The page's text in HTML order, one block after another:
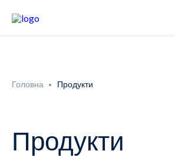
Новини
Головна Продукти
Продукти